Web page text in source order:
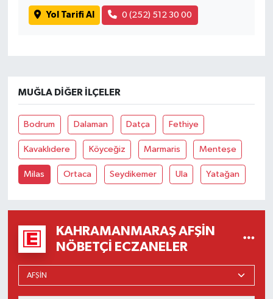
Yol Tarifi Al 0 (252) 512 30 00
MUĞLA DIĞER İLÇELER
Bodrum Dalaman Datça Fethiye
Kavaklıdere Köyceğiz Marmaris Menteşe
Milas Ortaca Seydikemer Ula Yatağan
KAHRAMANMARAŞ AFŞIN
NÖBETÇI ECZANELER